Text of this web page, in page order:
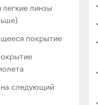
линзы
покрытие
на следующий